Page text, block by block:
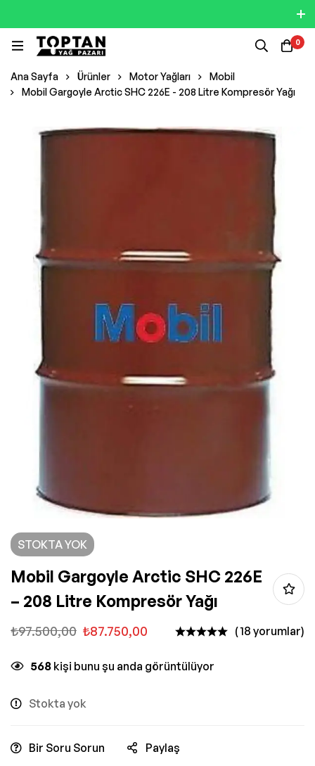
0
Ana Sayfa Ürünler Motor Yağları
Mobil
Mobil Gargoyle Arctic SHC 226E - 208 Litre Kompresör Yağı
STOKTA YOK
Mobil Gargoyle Arctic SHC 226E
– 208 Litre Kompresör Yağı
₺97.500,00 ₺87.750,00 ( 18 yorumlar)
568 kişi bunu şu anda görüntülüyor
Stokta yok
Bir Soru Sorun Paylaş